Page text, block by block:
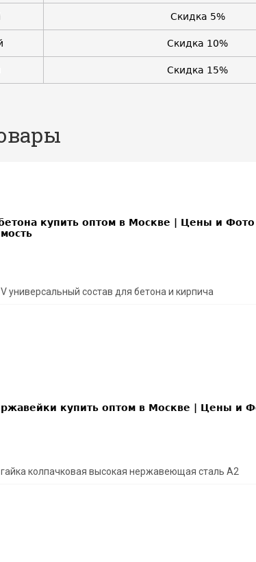
Скидка 5%
Скидка 10%
Скидка 15%
V универсальный состав для бетона и кирпича
гайка колпачковая высокая нержавеющая сталь А2